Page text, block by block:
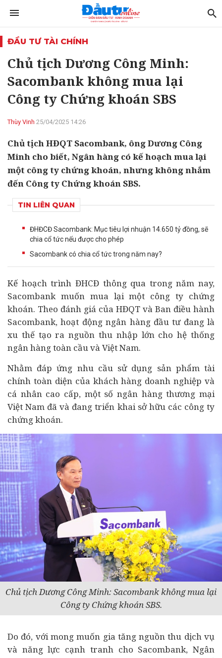
ĐẦU TƯ TÀI CHÍNH
Chủ tịch Dương Công Minh:
Sacombank không mua lại
Công ty Chứng khoán SBS
Thùy Vinh 25/04/2025 14:26
Chủ tịch HĐQT Sacombank, ông Dương Công
Minh cho biết, Ngân hàng có kế hoạch mua lại
một công ty chứng khoán, nhưng không nhắm
đến Công ty Chứng khoán SBS.
TIN LIÊN QUAN
ĐHĐCĐ Sacombank: Mục tiêu lợi nhuận 14.650 tỷ đồng, sẽ
chia cổ tức nếu được cho phép
Sacombank có chia cổ tức trong năm nay?
Kế hoạch trình ĐHCĐ thông qua trong năm nay,
Sacombank muốn mua lại một công ty chứng
khoán. Theo đánh giá của HĐQT và Ban điều hành
Sacombank, hoạt độngngân hàng đầu tưđang là
xu thế tạo ra nguồn thu nhập lớn cho hệ thống
ngân hàng toàn cầu và Việt Nam.
Nhằm đáp ứng nhu cầu sử dụng sản phẩm tài
chính toàn diện của khách hàng doanh nghiệp và
cá nhân cao cấp, một số ngân hàng thương mại
Việt Nam đã và đang triển khai sở hữu các công ty
chứng khoán.
Chủ tịch Dương Công Minh: Sacombank không mua lại
Công ty Chứng khoán SBS.
Do đó, với mong muốn gia tăng nguồn thu dịch vụ
và năng lực cạnh tranh cho Sacombank, Ngân